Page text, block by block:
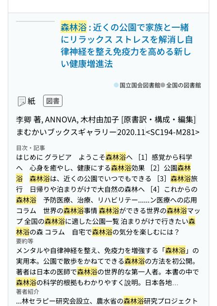
森林浴: 近くの公園で家族と一緒
にリラックス ストレスを解消し自
律神経を整え免疫力を高める新し
い健康増進法
紙 図書
李卿 著, ANNOVA, 木村由加子 [原書訳・構成・編集]
まむかいブックスギャラリー2020.11<SC194-M281>
国立国会図書館 全国の図書館
目次・記事
はじめに グラビア ようこそ森林浴へ ［1］感覚から科学
へ 心身を癒やし、健康にする森林浴効果 ［2］公園森林
浴
森林浴は、近くの公園でいつでもできる ［3］ 森林浴旅
行 日帰りや泊まりがけで大自然の森林へ ［4］これからの
森林浴 予防医療、治療、リハビリテー......ン医療への応用
コラム 世界の森林浴事情森林浴ができる世界の森林浴マッ
プ 全国の森林浴に適した公園一覧 泊まりがけで行きたい森
林浴の森 コラム 自宅で森林浴の気分を楽しむには？
要約等
メンタルや自律神経を整え、免疫力を増強する「森林浴」の
実用本。公園で散歩をかねてできる森林浴の方法を初公開。
著者は日本の医師で森林浴の世界的な第一人者。本書の中で
森林浴の科学的根拠もわかりやすく說明。日本各地…
著者紹介
...林セラピー研究会設立、農水省の森林浴研究プロジェクト